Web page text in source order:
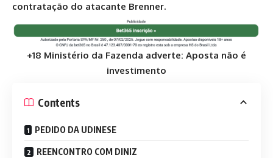
contratação do atacante Brenner.
+18 Ministério da Fazenda adverte: Aposta não é
investimento
Contents
PEDIDO DA UDINESE
REENCONTRO COM DINIZ